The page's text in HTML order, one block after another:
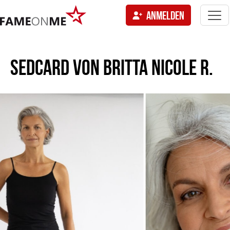
ANMELDEN
SEDCARD VONBRITTA NICOLE R.